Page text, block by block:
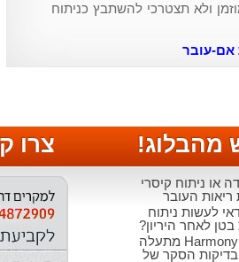
ולא תצטרכי להשתבץ כניתוח
אם-עובר
צרו מהבלוג!
או ניתוח קיסרי
ריאות העובר
לעשות ניתוח
לאחר היריון?
בדיקת Harmony מתעלה
בדיקות הסקר של